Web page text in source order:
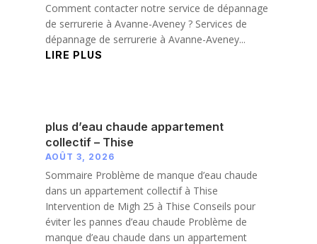
Comment contacter notre service de dépannage
de serrurerie à Avanne-Aveney ? Services de
dépannage de serrurerie à Avanne-Aveney...
LIRE PLUS
plus d’eau chaude appartement
collectif – Thise
AOÛT 3, 2026
Sommaire Problème de manque d’eau chaude
dans un appartement collectif à Thise
Intervention de Migh 25 à Thise Conseils pour
éviter les pannes d’eau chaude Problème de
manque d’eau chaude dans un appartement